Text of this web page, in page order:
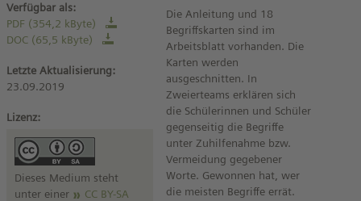
Verfügbar als:
PDF (354,2 kByte)
DOC (65,5 kByte)
Letzte Aktualisierung:
23.09.2019
Lizenz:
Dieses Medium steht
unter einer
CC BY-SA
Die Anleitung und 18
Begriffskarten sind im
Arbeitsblatt vorhanden. Die
Karten werden
ausgeschnitten. In
Zweierteams erklären sich
die Schülerinnen und Schüler
gegenseitig die Begriffe
unter Zuhilfenahme bzw.
Vermeidung gegebener
Worte. Gewonnen hat, wer
die meisten Begriffe errät.